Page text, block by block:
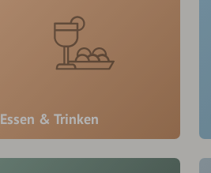
Essen & Trinken